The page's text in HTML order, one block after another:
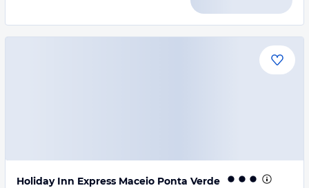
Holiday Inn Express Maceio Ponta Verde